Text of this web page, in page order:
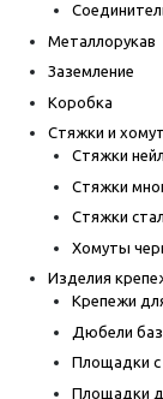
Металлорукав
Заземление
Коробка
Стяжки и
Стяжки
Стяжки
Стяжки
Хомуты
Изделия
Крепежи
Дюбели
Площадки
Площадки